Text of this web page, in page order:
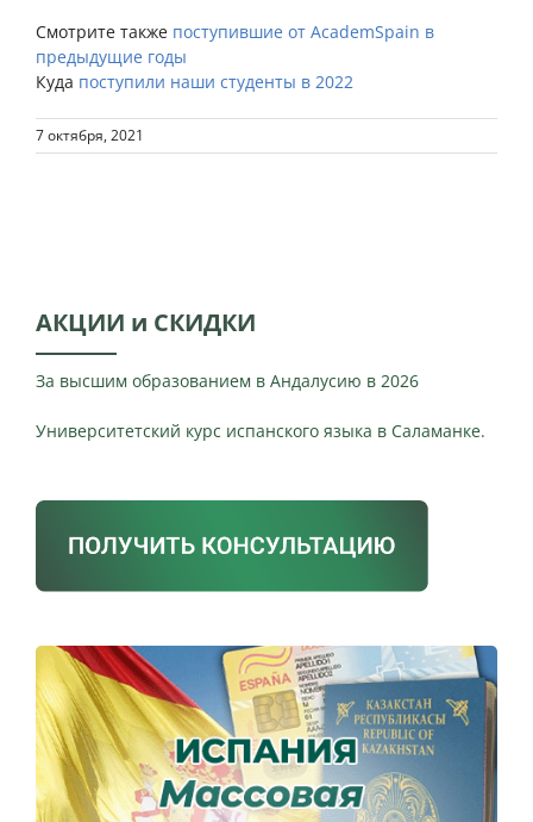
Смотрите также поступившие от AcademSpain в
предыдущие годы
Куда поступили наши студенты в 2022
7 октября, 2021
АКЦИИ и СКИДКИ
За высшим образованием в Андалусию в 2026
Университетский курс испанского языка в Саламанке.